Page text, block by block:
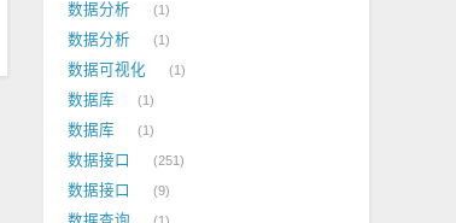
数据分析 1
数据分析 1
数据可视化 1
数据库 1
数据库 1
数据接口 251
数据接口 9